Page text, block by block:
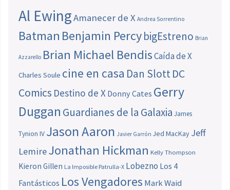
Al EwingAmanecer de X Andrea Sorrentino
Batman Benjamin PercybigEstreno Brian
Azzarello Brian Michael BendisCaída de X
Charles Soule cine en casa Dan SlottDC
Comics Destino de X Donny Cates Gerry
Duggan Guardianes de la Galaxia James
Tynion IV Jason Aaron Javier Garrón Jed MacKay Jeff
LemireJonathan Hickman Kelly Thompson
Kieron Gillen La Imposible Patrulla-X Lobezno Los 4
Fantásticos Los Vengadores Mark Waid